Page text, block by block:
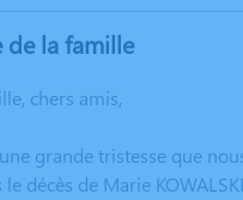
de la famille
chers amis,
une grande tristesse que
décès de Marie